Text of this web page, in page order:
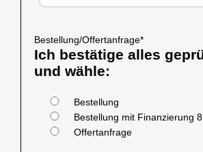
Bestellung/Offertanfrage*
Ich bestätige alles
und wähle:
Bestellung
Bestellung mit Finanzierung
Offertanfrage